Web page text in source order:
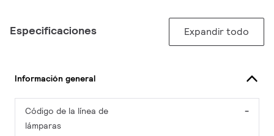
Especificaciones Expandir todo
Información general
Código de la línea de
lámparas
-